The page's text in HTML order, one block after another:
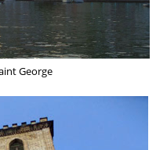
George